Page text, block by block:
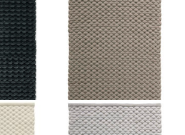
Vonios kilimėlis MAKS
105.00€249.00€
Pasirinkti savybes